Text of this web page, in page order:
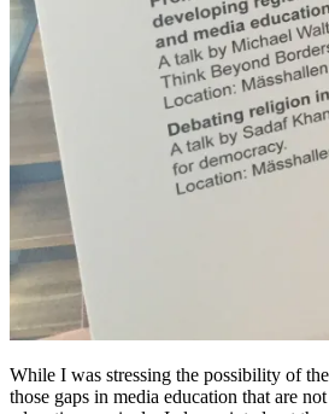
While I was stressing the possibility of
those gaps in media education that are